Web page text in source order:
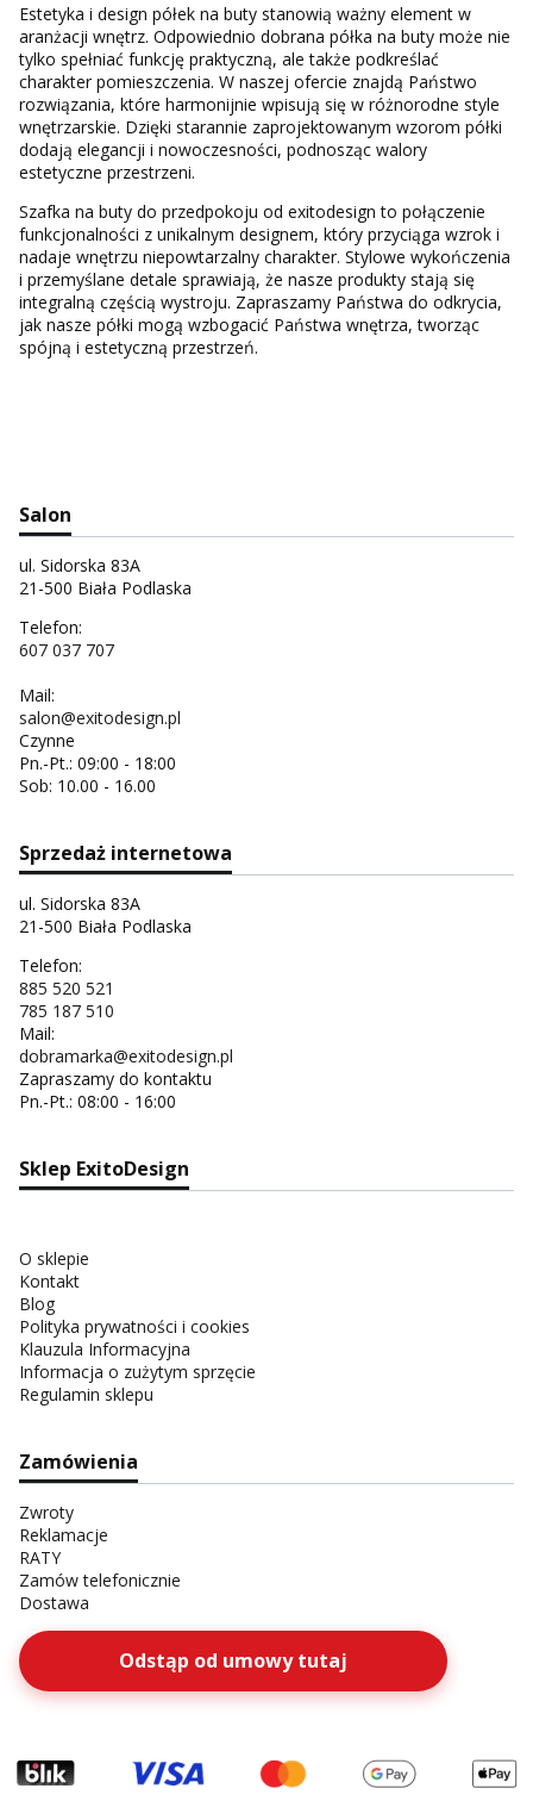
Estetyka i design półek na buty stanowią ważny element w
aranżacji wnętrz. Odpowiednio dobrana półka na buty może nie
tylko spełniać funkcję praktyczną, ale także podkreślać
charakter pomieszczenia. W naszej ofercie znajdą Państwo
rozwiązania, które harmonijnie wpisują się w różnorodne style
wnętrzarskie. Dzięki starannie zaprojektowanym wzorom półki
dodają elegancji i nowoczesności, podnosząc walory
estetyczne przestrzeni.
Szafka na buty do przedpokoju od exitodesign to połączenie
funkcjonalności z unikalnym designem, który przyciąga wzrok i
nadaje wnętrzu niepowtarzalny charakter. Stylowe wykończenia
i przemyślane detale sprawiają, że nasze produkty stają się
integralną częścią wystroju. Zapraszamy Państwa do odkrycia,
jak nasze półki mogą wzbogacić Państwa wnętrza, tworząc
spójną i estetyczną przestrzeń.
Salon
ul. Sidorska 83A
21-500 Biała Podlaska
Telefon:
607 037 707
Mail:
salon@exitodesign.pl
Czynne
Pn.-Pt.: 09:00 - 18:00
Sob: 10.00 - 16.00
Sprzedaż internetowa
ul. Sidorska 83A
21-500 Biała Podlaska
Telefon:
885 520 521
785 187 510
Mail:
dobramarka@exitodesign.pl
Zapraszamy do kontaktu
Pn.-Pt.: 08:00 - 16:00
Sklep ExitoDesign
O sklepie
Kontakt
Blog
Polityka prywatności i cookies
Klauzula Informacyjna
Informacja o zużytym sprzęcie
Regulamin sklepu
Zamówienia
Zwroty
Reklamacje
RATY
Zamów telefonicznie
Dostawa
Odstąp od umowy tutaj